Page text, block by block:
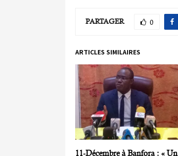
PARTAGER 0
ARTICLES SIMILAIRES
11-Décembre à Banfora : « Un